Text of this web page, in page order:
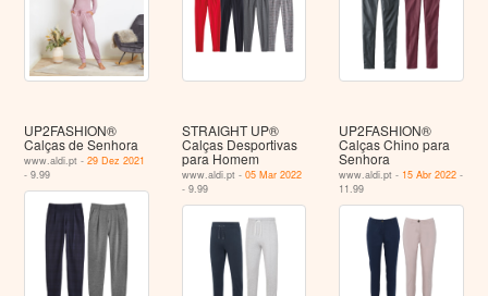
UP2FASHION®
Calças de Senhora
www.aldi.pt -29 Dez 2021
- 9.99
STRAIGHT UP®
Calças Desportivas
para Homem
www.aldi.pt - 05 Mar 2022
- 9.99
UP2FASHION®
Calças Chino para
Senhora
www.aldi.pt - 15 Abr 2022 -
11.99